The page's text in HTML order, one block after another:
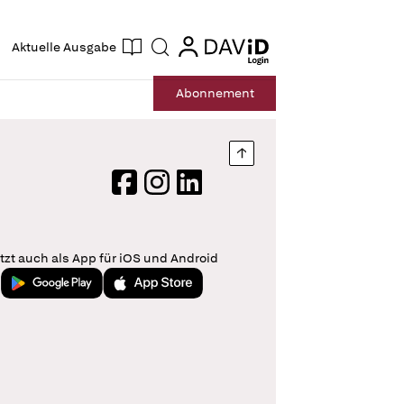
Aktuelle Ausgabe Suche login
login
Abonnement
Nach oben springen
FacebookInstagram
LinkedIn
auch als App für iOS und Android
Jetzt bei Google PlayLaden im App Store